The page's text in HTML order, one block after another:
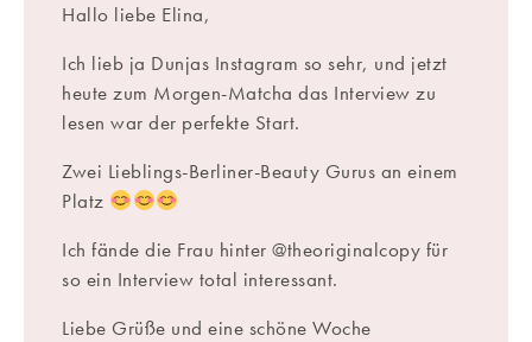
Hallo liebe Elina,
Ich lieb ja Dunjas Instagram so sehr, und jetzt
heute zum Morgen-Matcha das Interview zu
lesen war der perfekte Start.
Zwei Lieblings-Berliner-Beauty Gurus an einem
Platz
Ich fände die Frau hinter @theoriginalcopy für
so ein Interview total interessant.
Liebe Grüße und eine schöne Woche